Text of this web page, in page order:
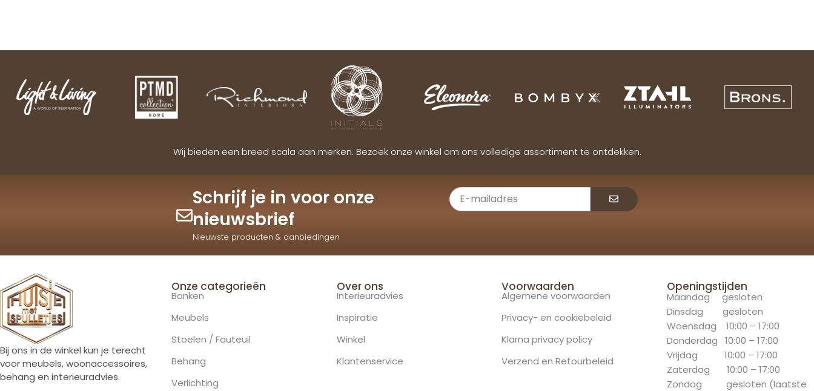
Wij bieden een breed scala aan merken. Bezoek onze winkel om ons volledige assortiment te ontdekken.
Schrijf je in voor onze
nieuwsbrief
Nieuwste producten & aanbiedingen
Verzenden
Bij ons in de winkel kun je terecht
voor meubels, woonaccessoires,
behang en interieuradvies.
Onze categorieën
Banken
Meubels
Stoelen / Fauteuil
Behang
Verlichting
Over ons
Interieuradvies
Inspiratie
Winkel
Klantenservice
Voorwaarden
Algemene voorwaarden
Privacy- en cookiebeleid
Klarna privacy policy
Verzend en Retourbeleid
Openingstijden
Maandag gesloten
Dinsdag gesloten
Woensdag 10:00 – 17:00
Donderdag 10:00 – 17:00
Vrijdag 10:00 – 17:00
Zaterdag 10:00 – 17:00
Zondag gesloten (laatste